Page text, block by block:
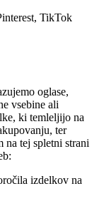
TikTok
oglase,
vsebine ali
ki temleljijo na
ter
na tej spletni strani
izdelkov na